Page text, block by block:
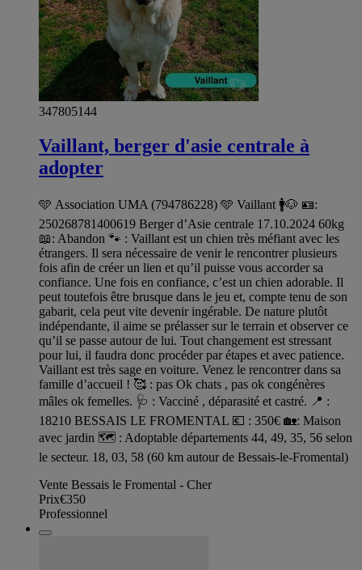
347805144
Vaillant, berger d'asie centrale à
adopter
🩵 Association UMA (794786228) 🩵 Vaillant 🚹🐶 🪪:
250268781400619 Berger d’Asie centrale 17.10.2024 60kg
📖: Abandon 🐾 : Vaillant est un chien très méfiant avec les
étrangers. Il sera nécessaire de venir le rencontrer plusieurs
fois afin de créer un lien et qu’il puisse vous accorder sa
confiance. Une fois en confiance, c’est un chien adorable. Il
peut toutefois être brusque dans le jeu et, compte tenu de son
gabarit, cela peut vite devenir ingérable. De nature plutôt
indépendante, il aime se prélasser sur le terrain et observer ce
qu’il se passe autour de lui. Tout changement est stressant
pour lui, il faudra donc procéder par étapes et avec patience.
Vaillant est très sage en voiture. Venez le rencontrer dans sa
famille d’accueil ! 🥰 : pas Ok chats , pas ok congénères
mâles ok femelles. 🩺 : Vacciné , déparasité et castré. 📍 :
18210 BESSAIS LE FROMENTAL 💶 : 350€ 🏡: Maison
avec jardin 🗺️ : Adoptable départements 44, 49, 35, 56 selon
le secteur. 18, 03, 58 (60 km autour de Bessais-le-Fromental)
Vente Bessais le Fromental - Cher
Prix€350
Professionnel